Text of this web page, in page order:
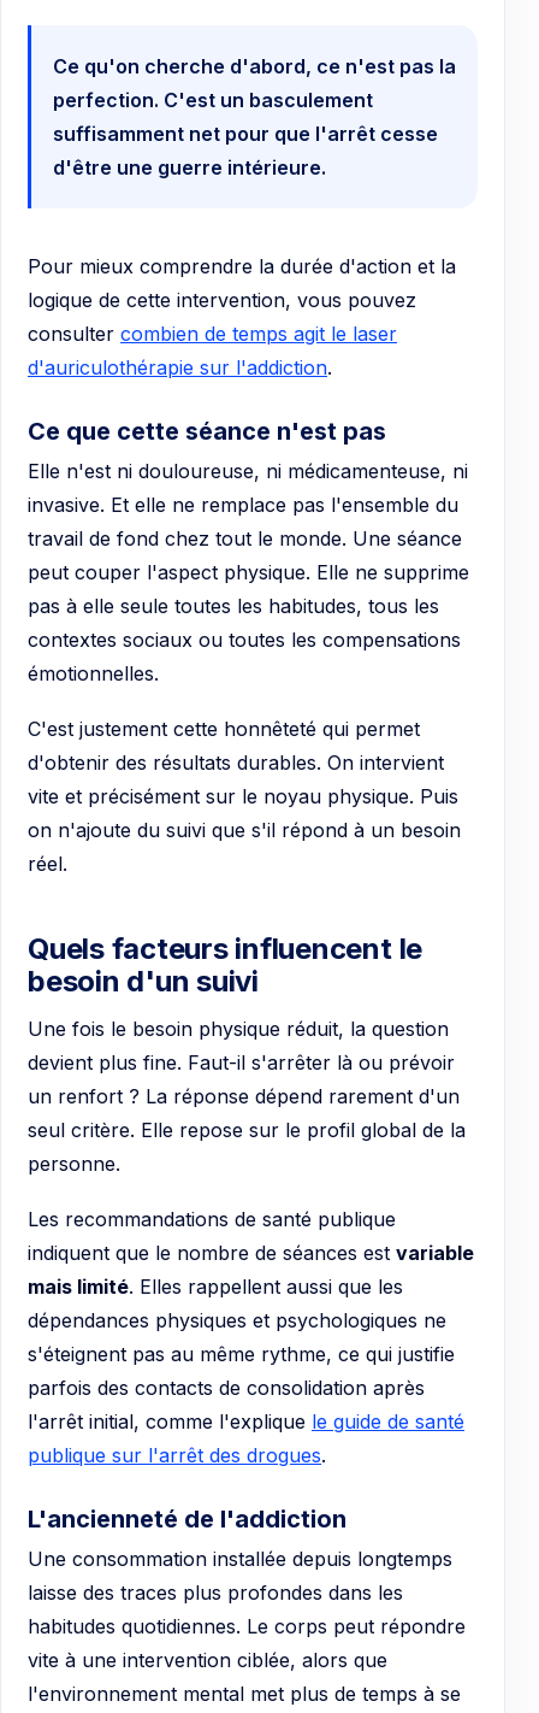
Ce qu'on cherche d'abord, ce n'est pas la
perfection. C'est un basculement
suffisamment net pour que l'arrêt cesse
d'être une guerre intérieure.
Pour mieux comprendre la durée d'action et la
logique de cette intervention, vous pouvez
consulter combien de temps agit le laser
d'auriculothérapie sur l'addiction.
Ce que cette séance n'est pas
Elle n'est ni douloureuse, ni médicamenteuse, ni
invasive. Et elle ne remplace pas l'ensemble du
travail de fond chez tout le monde. Une séance
peut couper l'aspect physique. Elle ne supprime
pas à elle seule toutes les habitudes, tous les
contextes sociaux ou toutes les compensations
émotionnelles.
C'est justement cette honnêteté qui permet
d'obtenir des résultats durables. On intervient
vite et précisément sur le noyau physique. Puis
on n'ajoute du suivi que s'il répond à un besoin
réel.
Quels facteurs influencent le
besoin d'un suivi
Une fois le besoin physique réduit, la question
devient plus fine. Faut-il s'arrêter là ou prévoir
un renfort ? La réponse dépend rarement d'un
seul critère. Elle repose sur le profil global de la
personne.
Les recommandations de santé publique
indiquent que le nombre de séances est variable
mais limité. Elles rappellent aussi que les
dépendances physiques et psychologiques ne
s'éteignent pas au même rythme, ce qui justifie
parfois des contacts de consolidation après
l'arrêt initial, comme l'explique le guide de santé
publique sur l'arrêt des drogues.
L'ancienneté de l'addiction
Une consommation installée depuis longtemps
laisse des traces plus profondes dans les
habitudes quotidiennes. Le corps peut répondre
vite à une intervention ciblée, alors que
l'environnement mental met plus de temps à se